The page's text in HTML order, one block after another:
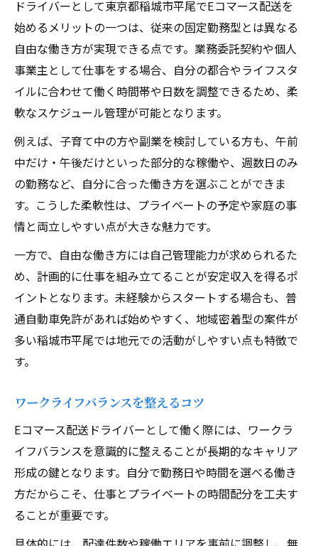
ドライバーとして東京都稲城市平尾でEコマース配送を
始めるメリットの一つは、従来の固定勤務型とは異なる
自由な働き方が実現できる点です。業務委託契約や個人
事業主として仕事をする場合、自分の都合やライフスタ
イルに合わせて働く時間帯や日数を調整できるため、柔
軟なスケジュール管理が可能となります。
例えば、子育て中の方や副業を検討している方も、午前
中だけ・午後だけといった部分的な稼働や、週数日のみ
の勤務など、自分に合った働き方を選ぶことができま
す。こうした柔軟性は、プライベートの予定や家庭の事
情と両立しやすい点が大きな魅力です。
一方で、自由な働き方には自己管理能力が求められるた
め、計画的に仕事を組み立てることが安定収入を得るポ
イントとなります。未経験からスタートする場合も、普
通自動車免許があれば始めやすく、地域密着型の案件が
多い稲城市平尾では地元での活動がしやすい点も特徴で
す。
ワークライフバランスを整えるコツ
Eコマース配送ドライバーとして働く際には、ワークラ
イフバランスを意識的に整えることが長期的なキャリア
形成の鍵となります。自分で勤務日や時間を選べる働き
方だからこそ、仕事とプライベートの時間配分を工夫す
ることが重要です。